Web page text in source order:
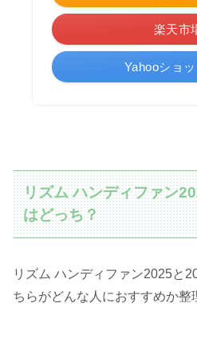
楽天市
Yahooショ
リズム ハンディファン
はどっち？
リズム ハンディファン2025と
ちらがどんな人におすすめか整